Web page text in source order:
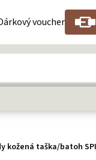
voucher
kožená taška/batoh